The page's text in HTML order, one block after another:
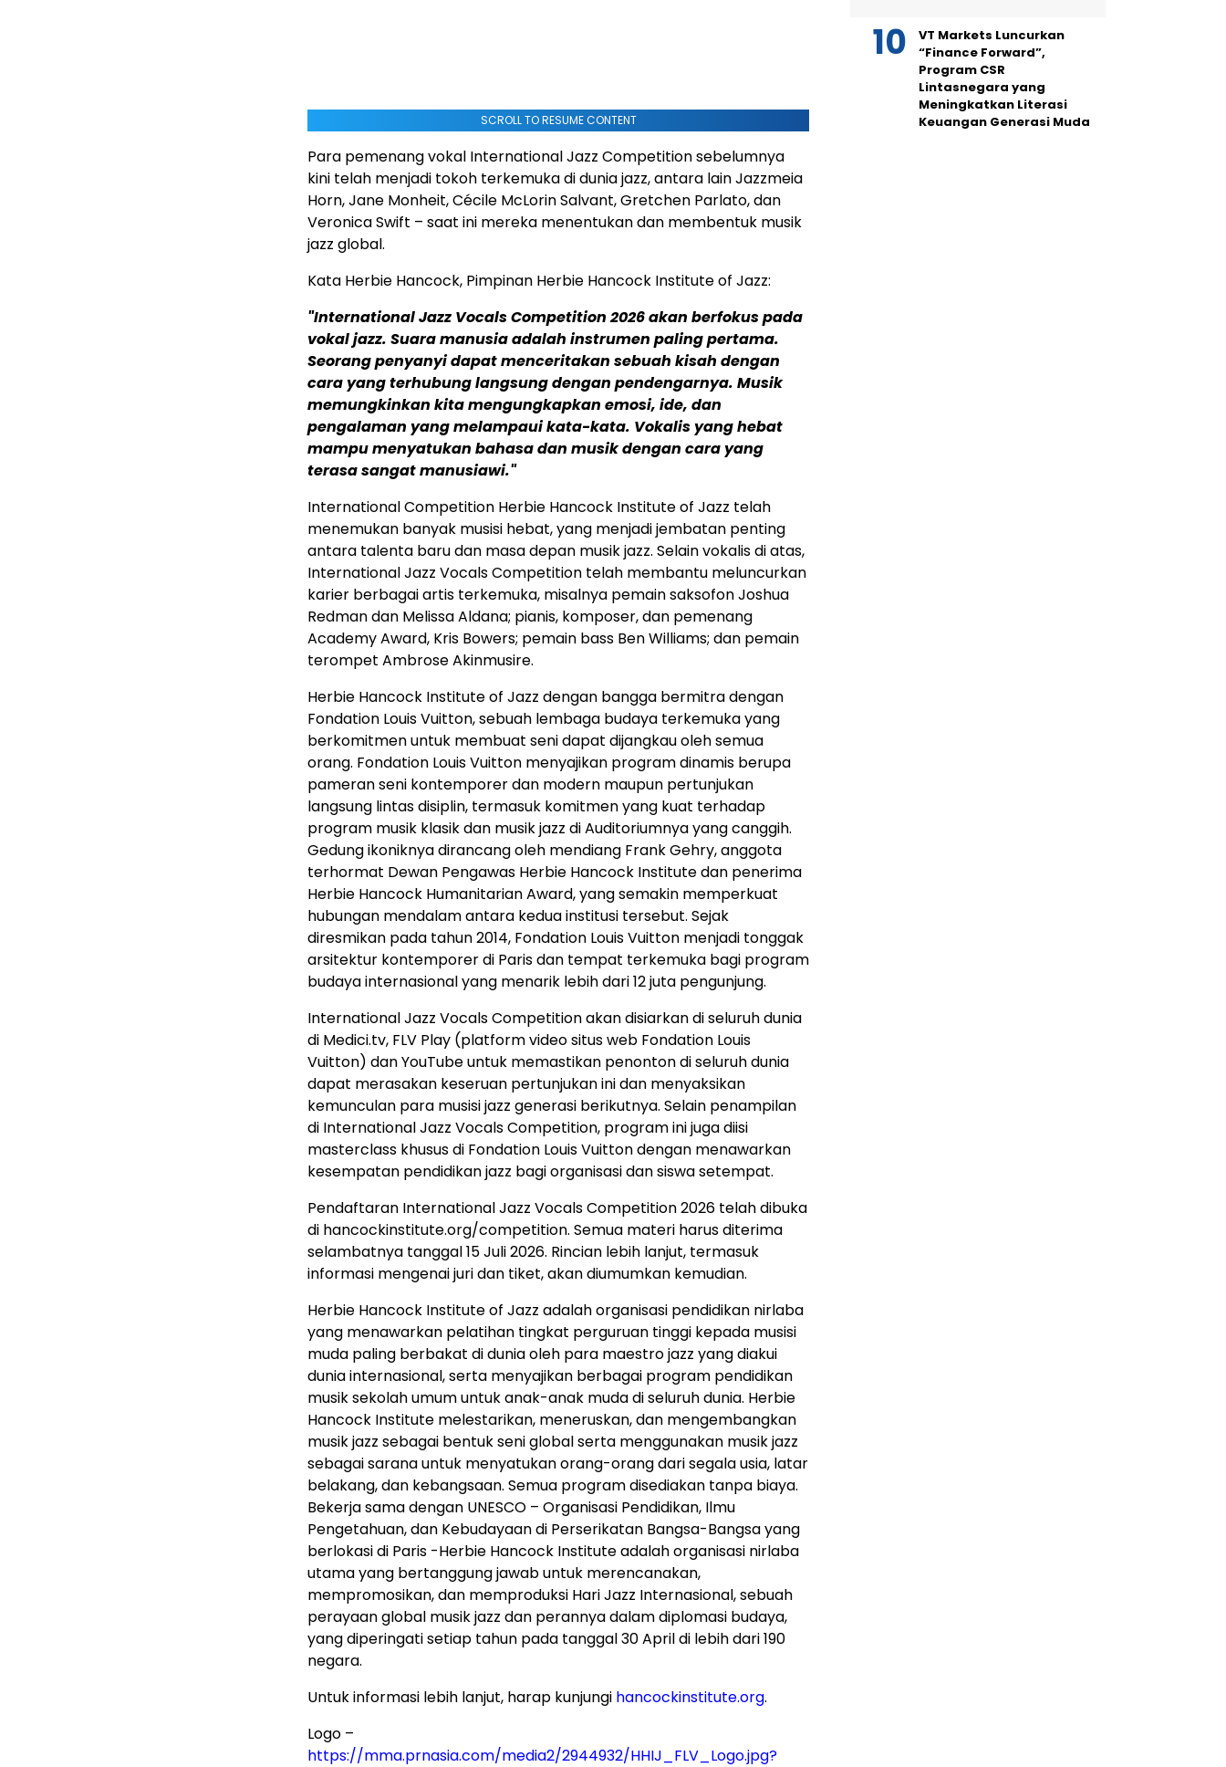
SCROLL TO RESUME CONTENT
Para pemenang vokal International Jazz Competition sebelumnya
kini telah menjadi tokoh terkemuka di dunia jazz, antara lain Jazzmeia
Horn, Jane Monheit, Cécile McLorin Salvant, Gretchen Parlato, dan
Veronica Swift – saat ini mereka menentukan dan membentuk musik
jazz global.
Kata Herbie Hancock, Pimpinan Herbie Hancock Institute of Jazz:
"International Jazz Vocals Competition 2026 akan berfokus pada
vokal jazz. Suara manusia adalah instrumen paling pertama.
Seorang penyanyi dapat menceritakan sebuah kisah dengan
cara yang terhubung langsung dengan pendengarnya. Musik
memungkinkan kita mengungkapkan emosi, ide, dan
pengalaman yang melampaui kata-kata. Vokalis yang hebat
mampu menyatukan bahasa dan musik dengan cara yang
terasa sangat manusiawi."
International Competition Herbie Hancock Institute of Jazz telah
menemukan banyak musisi hebat, yang menjadi jembatan penting
antara talenta baru dan masa depan musik jazz. Selain vokalis di atas,
International Jazz Vocals Competition telah membantu meluncurkan
karier berbagai artis terkemuka, misalnya pemain saksofon Joshua
Redman dan Melissa Aldana; pianis, komposer, dan pemenang
Academy Award, Kris Bowers; pemain bass Ben Williams; dan pemain
terompet Ambrose Akinmusire.
Herbie Hancock Institute of Jazz dengan bangga bermitra dengan
Fondation Louis Vuitton, sebuah lembaga budaya terkemuka yang
berkomitmen untuk membuat seni dapat dijangkau oleh semua
orang. Fondation Louis Vuitton menyajikan program dinamis berupa
pameran seni kontemporer dan modern maupun pertunjukan
langsung lintas disiplin, termasuk komitmen yang kuat terhadap
program musik klasik dan musik jazz di Auditoriumnya yang canggih.
Gedung ikoniknya dirancang oleh mendiang Frank Gehry, anggota
terhormat Dewan Pengawas Herbie Hancock Institute dan penerima
Herbie Hancock Humanitarian Award, yang semakin memperkuat
hubungan mendalam antara kedua institusi tersebut. Sejak
diresmikan pada tahun 2014, Fondation Louis Vuitton menjadi tonggak
arsitektur kontemporer di Paris dan tempat terkemuka bagi program
budaya internasional yang menarik lebih dari 12 juta pengunjung.
International Jazz Vocals Competition akan disiarkan di seluruh dunia
di Medici.tv, FLV Play (platform video situs web Fondation Louis
Vuitton) dan YouTube untuk memastikan penonton di seluruh dunia
dapat merasakan keseruan pertunjukan ini dan menyaksikan
kemunculan para musisi jazz generasi berikutnya. Selain penampilan
di International Jazz Vocals Competition, program ini juga diisi
masterclass khusus di Fondation Louis Vuitton dengan menawarkan
kesempatan pendidikan jazz bagi organisasi dan siswa setempat.
Pendaftaran International Jazz Vocals Competition 2026 telah dibuka
di hancockinstitute.org/competition. Semua materi harus diterima
selambatnya tanggal 15 Juli 2026. Rincian lebih lanjut, termasuk
informasi mengenai juri dan tiket, akan diumumkan kemudian.
Herbie Hancock Institute of Jazz adalah organisasi pendidikan nirlaba
yang menawarkan pelatihan tingkat perguruan tinggi kepada musisi
muda paling berbakat di dunia oleh para maestro jazz yang diakui
dunia internasional, serta menyajikan berbagai program pendidikan
musik sekolah umum untuk anak-anak muda di seluruh dunia. Herbie
Hancock Institute melestarikan, meneruskan, dan mengembangkan
musik jazz sebagai bentuk seni global serta menggunakan musik jazz
sebagai sarana untuk menyatukan orang-orang dari segala usia, latar
belakang, dan kebangsaan. Semua program disediakan tanpa biaya.
Bekerja sama dengan UNESCO – Organisasi Pendidikan, Ilmu
Pengetahuan, dan Kebudayaan di Perserikatan Bangsa-Bangsa yang
berlokasi di Paris -Herbie Hancock Institute adalah organisasi nirlaba
utama yang bertanggung jawab untuk merencanakan,
mempromosikan, dan memproduksi Hari Jazz Internasional, sebuah
perayaan global musik jazz dan perannya dalam diplomasi budaya,
yang diperingati setiap tahun pada tanggal 30 April di lebih dari 190
negara.
Untuk informasi lebih lanjut, harap kunjungi hancockinstitute.org.
Logo –
https://mma.prnasia.com/media2/2944932/HHIJ_FLV_Logo.jpg?
VT Markets Luncurkan
“Finance Forward”,
Program CSR
Lintasnegara yang
Meningkatkan Literasi
Keuangan Generasi Muda